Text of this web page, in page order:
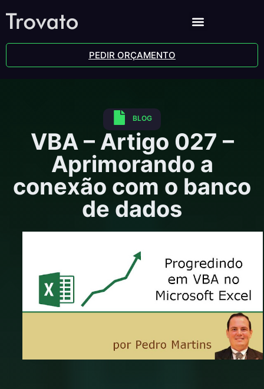
PEDIR ORÇAMENTO
BLOG
VBA – Artigo 027 –
Aprimorando a
conexão com o banco
de dados